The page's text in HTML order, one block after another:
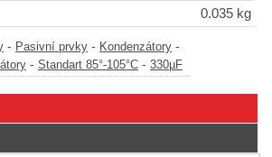
0.035 kg
- Pasivní prvky - Kondenzátory -
- Standart 85°-105°C - 330µF